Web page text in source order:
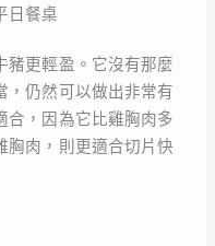
日餐桌
豬更輕盈。它沒有那麼
，仍然可以做出非常有
合，因為它比雞胸肉多
胸肉，則更適合切片快